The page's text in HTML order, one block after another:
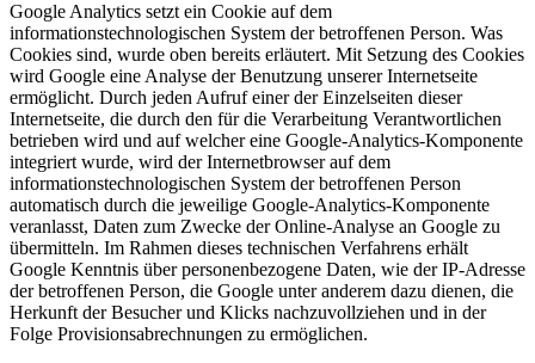
Google Analytics setzt ein Cookie auf dem
informationstechnologischen System der betroffenen Person. Was
Cookies sind, wurde oben bereits erläutert. Mit Setzung des Cookies
wird Google eine Analyse der Benutzung unserer Internetseite
ermöglicht. Durch jeden Aufruf einer der Einzelseiten dieser
Internetseite, die durch den für die Verarbeitung Verantwortlichen
betrieben wird und auf welcher eine Google-Analytics-Komponente
integriert wurde, wird der Internetbrowser auf dem
informationstechnologischen System der betroffenen Person
automatisch durch die jeweilige Google-Analytics-Komponente
veranlasst, Daten zum Zwecke der Online-Analyse an Google zu
übermitteln. Im Rahmen dieses technischen Verfahrens erhält
Google Kenntnis über personenbezogene Daten, wie der IP-Adresse
der betroffenen Person, die Google unter anderem dazu dienen, die
Herkunft der Besucher und Klicks nachzuvollziehen und in der
Folge Provisionsabrechnungen zu ermöglichen.